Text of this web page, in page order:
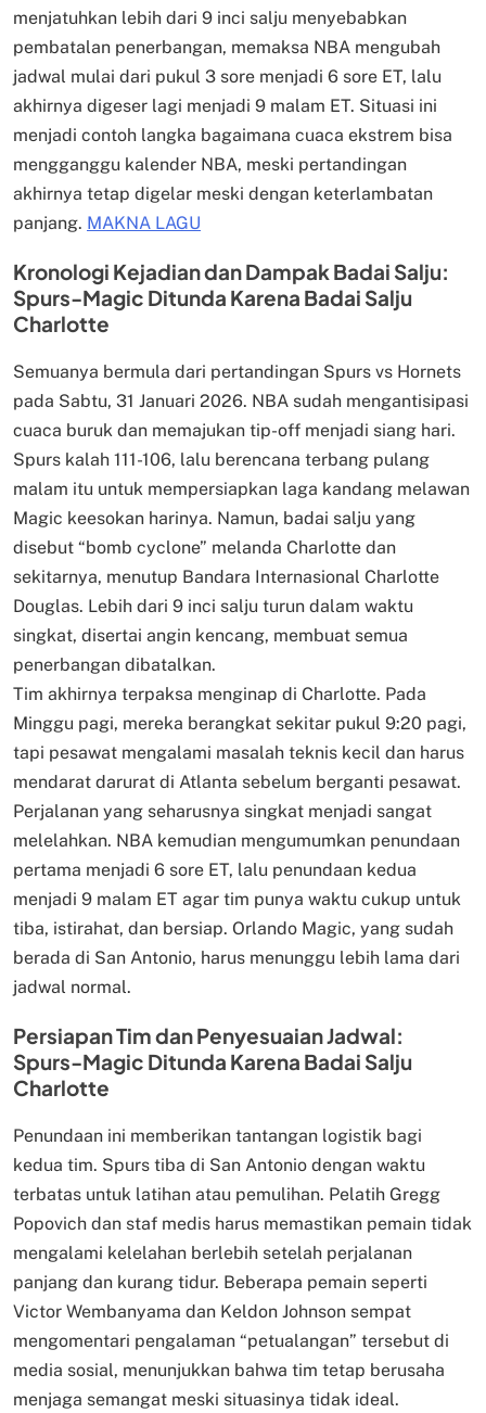
menjatuhkan lebih dari 9 inci salju menyebabkan
pembatalan penerbangan, memaksa NBA mengubah
jadwal mulai dari pukul 3 sore menjadi 6 sore ET, lalu
akhirnya digeser lagi menjadi 9 malam ET. Situasi ini
menjadi contoh langka bagaimana cuaca ekstrem bisa
mengganggu kalender NBA, meski pertandingan
akhirnya tetap digelar meski dengan keterlambatan
panjang. MAKNA LAGU
Kronologi Kejadian dan Dampak Badai Salju:
Spurs-Magic Ditunda Karena Badai Salju
Charlotte
Semuanya bermula dari pertandingan Spurs vs Hornets
pada Sabtu, 31 Januari 2026. NBA sudah mengantisipasi
cuaca buruk dan memajukan tip-off menjadi siang hari.
Spurs kalah 111-106, lalu berencana terbang pulang
malam itu untuk mempersiapkan laga kandang melawan
Magic keesokan harinya. Namun, badai salju yang
disebut “bomb cyclone” melanda Charlotte dan
sekitarnya, menutup Bandara Internasional Charlotte
Douglas. Lebih dari 9 inci salju turun dalam waktu
singkat, disertai angin kencang, membuat semua
penerbangan dibatalkan.
Tim akhirnya terpaksa menginap di Charlotte. Pada
Minggu pagi, mereka berangkat sekitar pukul 9:20 pagi,
tapi pesawat mengalami masalah teknis kecil dan harus
mendarat darurat di Atlanta sebelum berganti pesawat.
Perjalanan yang seharusnya singkat menjadi sangat
melelahkan. NBA kemudian mengumumkan penundaan
pertama menjadi 6 sore ET, lalu penundaan kedua
menjadi 9 malam ET agar tim punya waktu cukup untuk
tiba, istirahat, dan bersiap. Orlando Magic, yang sudah
berada di San Antonio, harus menunggu lebih lama dari
jadwal normal.
Persiapan Tim dan Penyesuaian Jadwal:
Spurs-Magic Ditunda Karena Badai Salju
Charlotte
Penundaan ini memberikan tantangan logistik bagi
kedua tim. Spurs tiba di San Antonio dengan waktu
terbatas untuk latihan atau pemulihan. Pelatih Gregg
Popovich dan staf medis harus memastikan pemain tidak
mengalami kelelahan berlebih setelah perjalanan
panjang dan kurang tidur. Beberapa pemain seperti
Victor Wembanyama dan Keldon Johnson sempat
mengomentari pengalaman “petualangan” tersebut di
media sosial, menunjukkan bahwa tim tetap berusaha
menjaga semangat meski situasinya tidak ideal.